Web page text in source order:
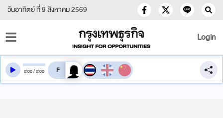
วันอาทิตย์ ที่ 9 สิงหาคม 2569
Login
0:00/0:00 สลับเสียงอ่าน